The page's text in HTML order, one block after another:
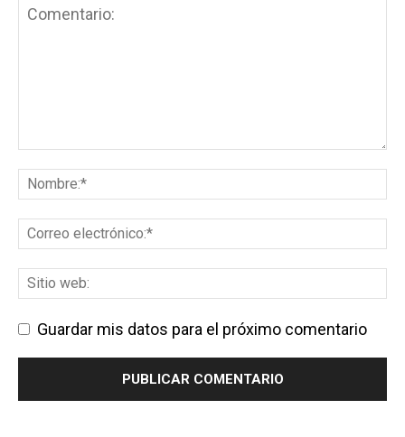
Guardar mis datos para el próximo comentario